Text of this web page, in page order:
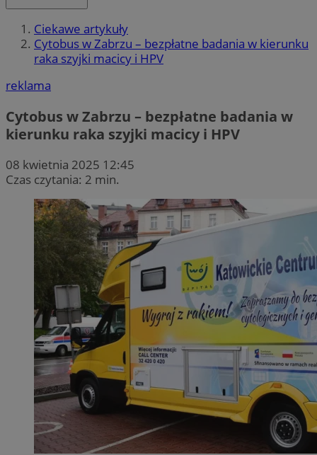
Ciekawe artykuły
Cytobus w Zabrzu – bezpłatne badania w kierunku
raka szyjki macicy i HPV
reklama
Cytobus w Zabrzu – bezpłatne badania w
kierunku raka szyjki macicy i HPV
08 kwietnia 2025 12:45
Czas czytania: 2 min.